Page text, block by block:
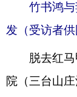
竹书鸿与
发（受访者供
脱去红马
院（三台山